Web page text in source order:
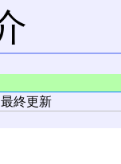
最終更新